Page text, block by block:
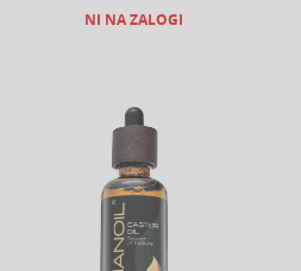
NI NA ZALOGI